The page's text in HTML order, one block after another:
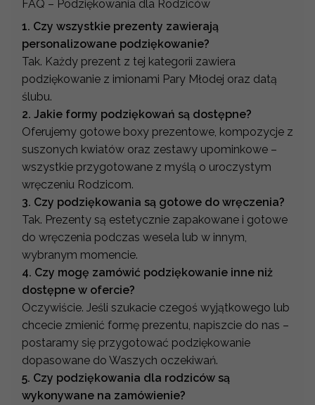
FAQ – Podziękowania dla Rodziców
1. Czy wszystkie prezenty zawierają
personalizowane podziękowanie?
Tak. Każdy prezent z tej kategorii zawiera
podziękowanie z imionami Pary Młodej oraz datą
ślubu.
2. Jakie formy podziękowań są dostępne?
Oferujemy gotowe boxy prezentowe, kompozycje z
suszonych kwiatów oraz zestawy upominkowe –
wszystkie przygotowane z myślą o uroczystym
wręczeniu Rodzicom.
3. Czy podziękowania są gotowe do wręczenia?
Tak. Prezenty są estetycznie zapakowane i gotowe
do wręczenia podczas wesela lub w innym,
wybranym momencie.
4. Czy mogę zamówić podziękowanie inne niż
dostępne w ofercie?
Oczywiście. Jeśli szukacie czegoś wyjątkowego lub
chcecie zmienić formę prezentu, napiszcie do nas –
postaramy się przygotować podziękowanie
dopasowane do Waszych oczekiwań.
5. Czy podziękowania dla rodziców są
wykonywane na zamówienie?